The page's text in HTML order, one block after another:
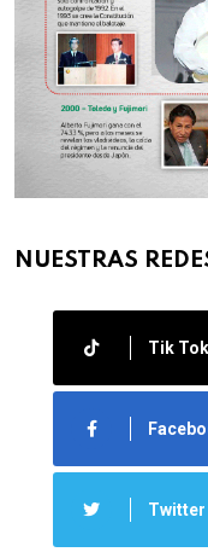
NUESTRAS
Tik Tok
Twitter